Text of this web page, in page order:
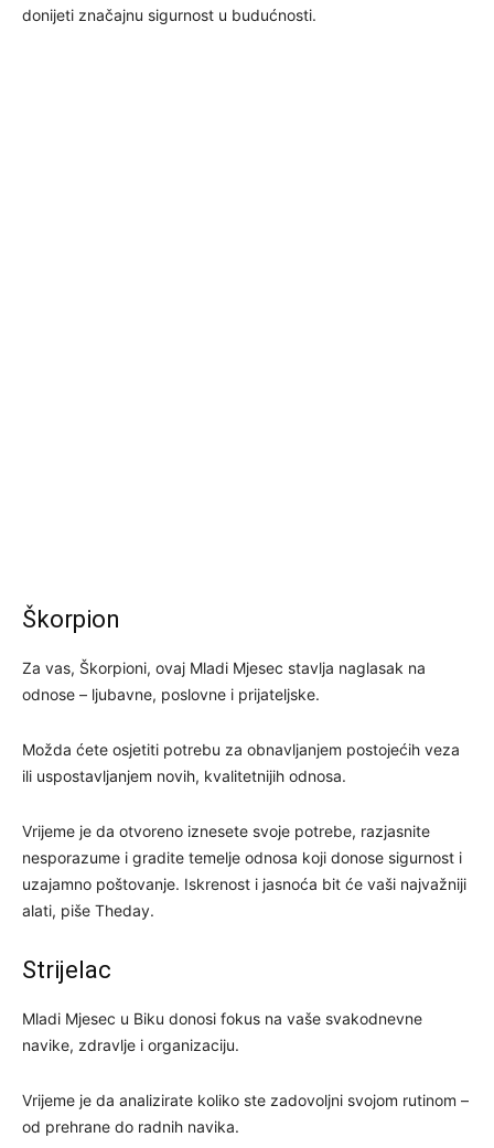
donijeti značajnu sigurnost u budućnosti.
Škorpion
Za vas, Škorpioni, ovaj Mladi Mjesec stavlja naglasak na
odnose – ljubavne, poslovne i prijateljske.
Možda ćete osjetiti potrebu za obnavljanjem postojećih veza
ili uspostavljanjem novih, kvalitetnijih odnosa.
Vrijeme je da otvoreno iznesete svoje potrebe, razjasnite
nesporazume i gradite temelje odnosa koji donose sigurnost i
uzajamno poštovanje. Iskrenost i jasnoća bit će vaši najvažniji
alati, piše Theday.
Strijelac
Mladi Mjesec u Biku donosi fokus na vaše svakodnevne
navike, zdravlje i organizaciju.
Vrijeme je da analizirate koliko ste zadovoljni svojom rutinom –
od prehrane do radnih navika.